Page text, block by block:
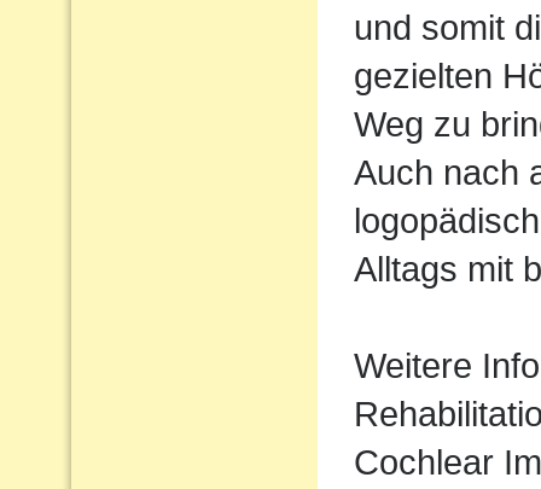
und somit
gezielten
Weg zu
Auch nach
Alltags mit
Weitere
Cochlear